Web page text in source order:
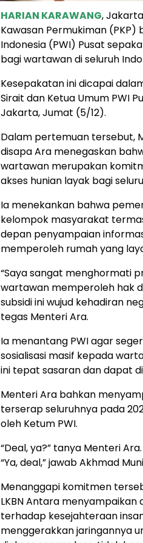
HARIAN KARAWANG,
Kawasan Permukiman
Indonesia (PWI) Pusat
bagi wartawan di seluruh
Kesepakatan ini dicapai
Sirait dan Ketua Umum PWI
Jakarta, Jumat (5/12).
Dalam pertemuan tersebut,
disapa Ara menegaskan
wartawan merupakan
akses hunian layak bagi
Ia menekankan bahwa
kelompok masyarakat
depan penyampaian
memperoleh rumah yang
“Saya sangat menghormati
wartawan memperoleh hak
subsidi ini wujud kehadiran
tegas Menteri Ara.
Ia menantang PWI agar
sosialisasi masif kepada
ini tepat sasaran dan dapat
Menteri Ara bahkan
terserap seluruhnya pada
oleh Ketum PWI.
“Deal, ya?” tanya Menteri Ara.
“Ya, deal,” jawab Akhmad
Menanggapi komitmen
LKBN Antara
terhadap kesejahteraan
menggerakkan jaringannya